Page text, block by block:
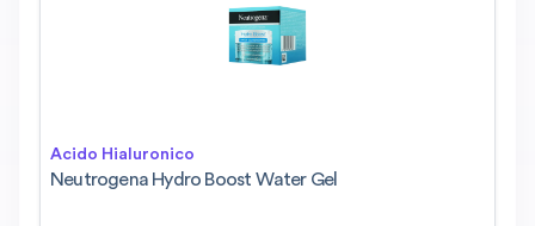
Acido Hialuronico
Neutrogena Hydro Boost Water Gel